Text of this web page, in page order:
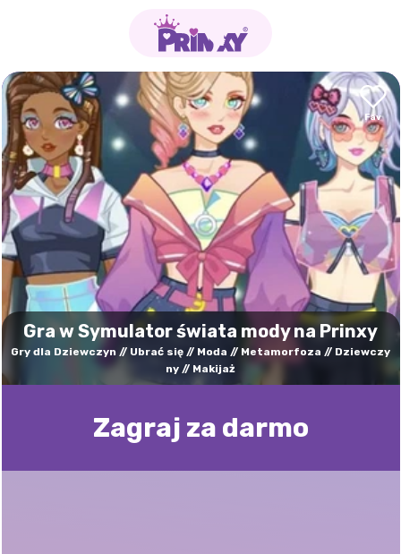
Gra w Symulator świata mody na Prinxy
Gry dla Dziewczyn Ubrać się Moda Metamorfoza
Dziewczy
ny
Makijaż
Zagraj za darmo